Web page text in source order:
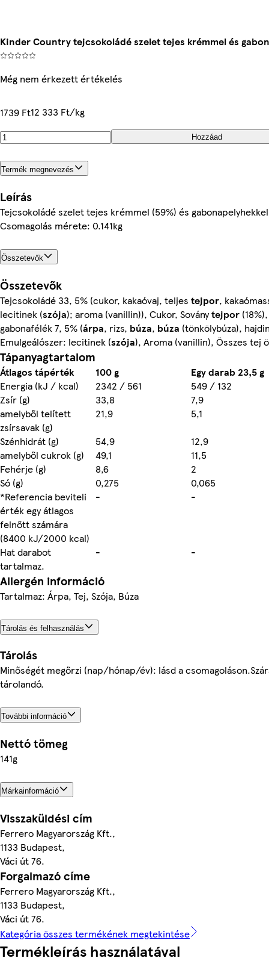
Kinder Country tejcsokoládé szelet tejes krémmel és
Még nem érkezett értékelés
1739 Ft12 333 Ft/kg
Hozzáad
Termék megnevezés
Leírás
Tejcsokoládé szelet tejes krémmel (59%) és
Csomagolás mérete: 0.141kg
Összetevők
Összetevők
Tejcsokoládé 33, 5% (cukor, kakaóvaj, teljes tejpor,
lecitinek (szója); aroma (vanillin)), Cukor, Soványtejpor
gabonafélék 7, 5% (árpa, rizs, búza, búza (tönkölybúza),
Emulgeálószer: lecitinek (szója), Aroma (vanillin), Összes tej
Tápanyagtartalom
Átlagos tápérték 100 g
Egy darab 23,5 g
Energia (kJ / kcal)
2342 / 561
549 / 132
Zsír (g)
33,8
7,9
amelyből telített
zsírsavak (g)
21,9
5,1
Szénhidrát (g)
54,9
12,9
amelyből cukrok (g)
49,1
11,5
Fehérje (g)
8,6
2
Só (g)
0,275
0,065
*Referencia beviteli
érték egy átlagos
felnőtt számára
(8400 kJ/2000 kcal)
- -
Hat darabot
tartalmaz.
- -
Allergén információ
Tartalmaz: Árpa, Tej, Szója, Búza
Tárolás és felhasználás
Tárolás
Minőségét megőrzi (nap/hónap/év): lásd a
tárolandó.
További információ
Nettó tömeg
141g
Márkainformáció
Visszaküldési cím
Ferrero Magyarország Kft.,
1133 Budapest,
Váci út 76.
Forgalmazó címe
Ferrero Magyarország Kft.,
1133 Budapest,
Váci út 76.
Kategória összes termékének megtekintése
Termékleírás használatával